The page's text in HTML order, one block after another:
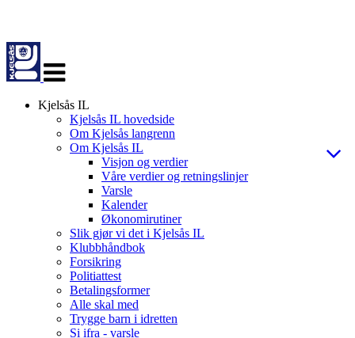
navigasjon
Kjelsås IL
Kjelsås IL hovedside
Om Kjelsås langrenn
Om Kjelsås IL
Visjon og verdier
Våre verdier og retningslinjer
Varsle
Kalender
Økonomirutiner
Slik gjør vi det i Kjelsås IL
Klubbhåndbok
Forsikring
Politiattest
Betalingsformer
Alle skal med
Trygge barn i idretten
Si ifra - varsle